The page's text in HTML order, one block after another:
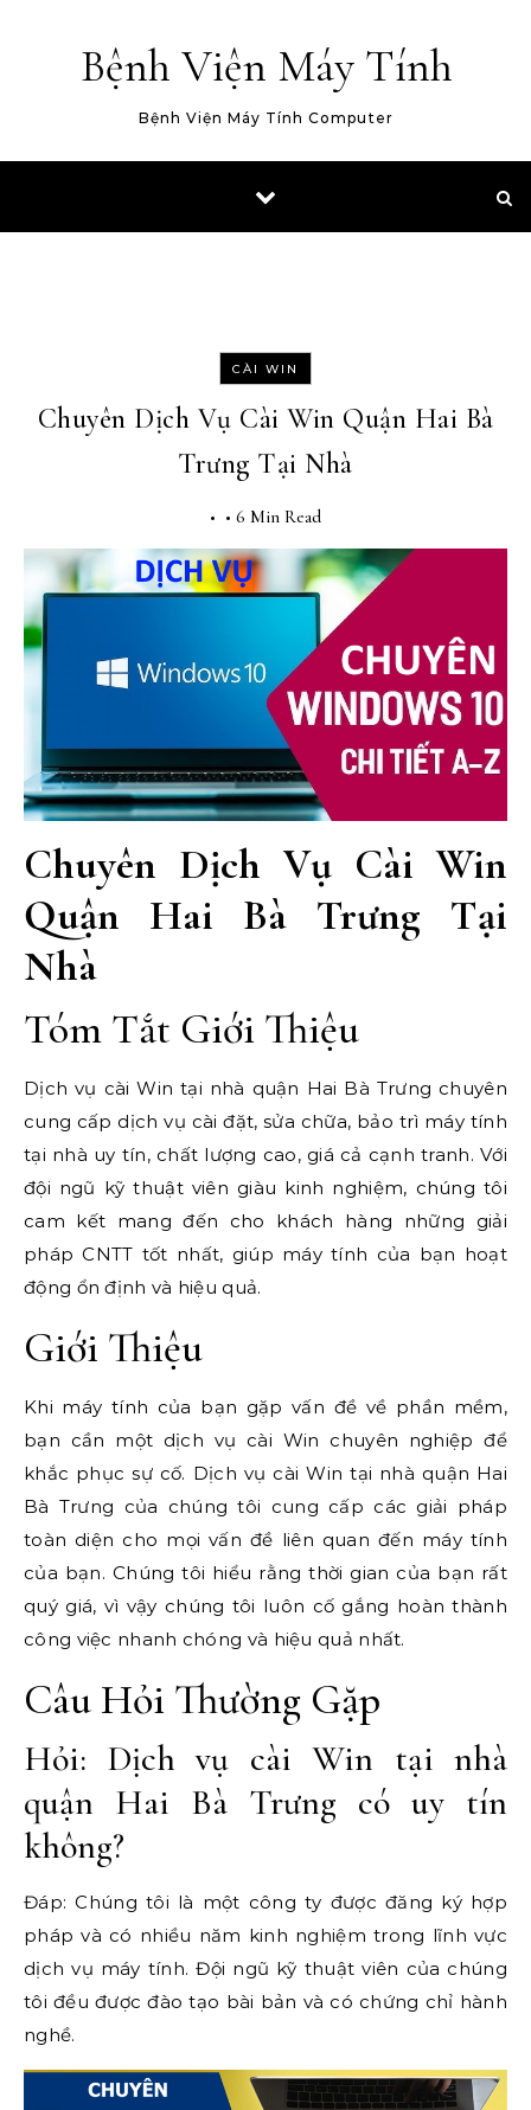
Bệnh Viện Máy Tính
Bệnh Viện Máy Tính Computer
CÀI WIN
Chuyên Dịch Vụ Cài Win Quận Hai Bà
Trưng Tại Nhà
• • 6 Min Read
Chuyên Dịch Vụ Cài Win
Quận Hai Bà Trưng Tại
Nhà
Tóm Tắt Giới Thiệu
Dịch vụ cài Win tại nhà quận Hai Bà Trưng chuyên
cung cấp dịch vụ cài đặt, sửa chữa, bảo trì máy tính
tại nhà uy tín, chất lượng cao, giá cả cạnh tranh. Với
đội ngũ kỹ thuật viên giàu kinh nghiệm, chúng tôi
cam kết mang đến cho khách hàng những giải
pháp CNTT tốt nhất, giúp máy tính của bạn hoạt
động ổn định và hiệu quả.
Giới Thiệu
Khi máy tính của bạn gặp vấn đề về phần mềm,
bạn cần một dịch vụ cài Win chuyên nghiệp để
khắc phục sự cố. Dịch vụ cài Win tại nhà quận Hai
Bà Trưng của chúng tôi cung cấp các giải pháp
toàn diện cho mọi vấn đề liên quan đến máy tính
của bạn. Chúng tôi hiểu rằng thời gian của bạn rất
quý giá, vì vậy chúng tôi luôn cố gắng hoàn thành
công việc nhanh chóng và hiệu quả nhất.
Câu Hỏi Thường Gặp
Hỏi: Dịch vụ cài Win tại nhà
quận Hai Bà Trưng có uy tín
không?
Đáp: Chúng tôi là một công ty được đăng ký hợp
pháp và có nhiều năm kinh nghiệm trong lĩnh vực
dịch vụ máy tính. Đội ngũ kỹ thuật viên của chúng
tôi đều được đào tạo bài bản và có chứng chỉ hành
nghề.